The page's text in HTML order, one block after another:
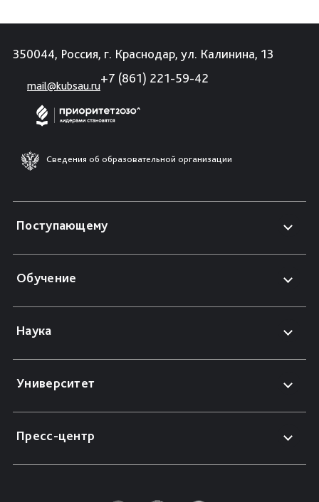
350044, Россия, г. Краснодар, ул. Калинина, 13
mail@kubsau.ru
+7 (861) 221-59-42
Сведения об образовательной организации
Поступающему
Обучение
Наука
Университет
Пресс-центр